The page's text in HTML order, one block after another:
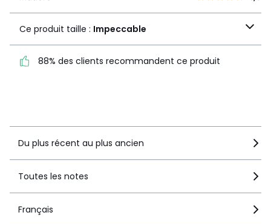
Impeccable
88% des clients
Ce produit taille : Impeccable
88% des clients recommandent ce produit
Du plus récent au plus ancien
Toutes les notes
Français